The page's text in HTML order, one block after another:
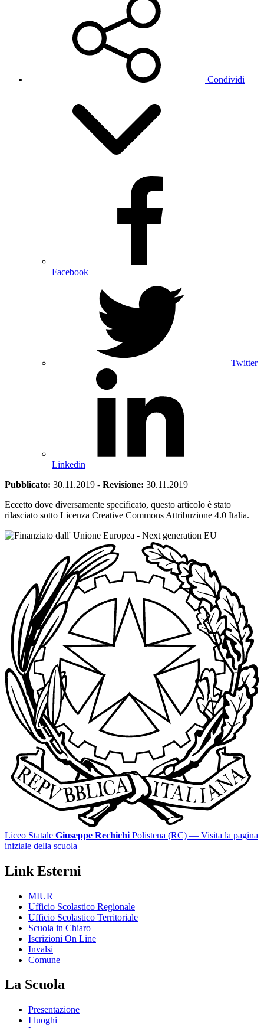
Condividi
Facebook
Twitter
Linkedin
Pubblicato: 30.11.2019 - Revisione: 30.11.2019
Eccetto dove diversamente specificato, questo articolo è stato
rilasciato sotto Licenza Creative Commons Attribuzione 4.0 Italia.
Liceo Statale Giuseppe Rechichi Polistena (RC) — Visita la pagina
iniziale della scuola
Link Esterni
MIUR
Ufficio Scolastico Regionale
Ufficio Scolastico Territoriale
Scuola in Chiaro
Iscrizioni On Line
Invalsi
Comune
La Scuola
Presentazione
I luoghi